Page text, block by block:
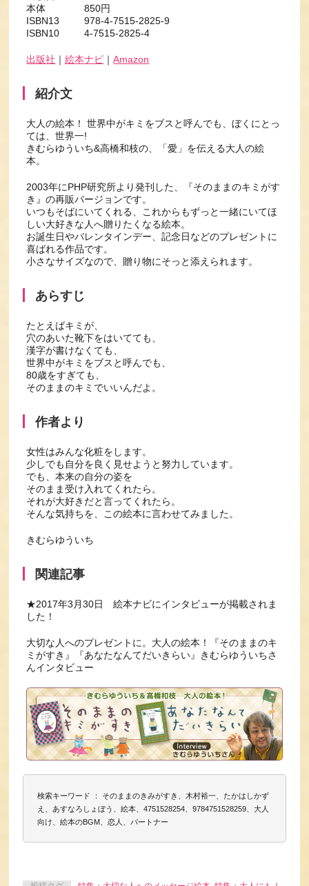
本体 850円
ISBN13 978-4-7515-2825-9
ISBN10 4-7515-2825-4
出版社 ｜絵本ナビ ｜Amazon
紹介文
大人の絵本！ 世界中がキミをブスと呼んでも、ぼくにとっ
ては、世界一!
きむらゆういち&高橋和枝の、「愛」を伝える大人の絵
本。
2003年にPHP研究所より発刊した、『そのままのキミがす
き』の再販バージョンです。
いつもそばにいてくれる、これからもずっと一緒にいてほ
しい大好きな人へ贈りたくなる絵本。
お誕生日やバレンタインデー、記念日などのプレゼントに
喜ばれる作品です。
小さなサイズなので、贈り物にそっと添えられます。
あらすじ
たとえばキミが、
穴のあいた靴下をはいてても、
漢字が書けなくても、
世界中がキミをブスと呼んでも、
80歳をすぎても、
そのままのキミでいいんだよ。
作者より
女性はみんな化粧をします。
少しでも自分を良く見せようと努力しています。
でも、本来の自分の姿を
そのまま受け入れてくれたら。
それが大好きだと言ってくれたら。
そんな気持ちを、この絵本に言わせてみました。
きむらゆういち
関連記事
★2017年3月30日 絵本ナビにインタビューが掲載されま
した！
大切な人へのプレゼントに。大人の絵本！『そのままのキ
ミがすき』『あなたなんてだいきらい』きむらゆういちさ
んインタビュー
検索キーワード ： そのままのきみがすき、木村裕一、たかはしかず
え、あすなろしょぼう、絵本、4751528254、9784751528259、大人
向け、絵本のBGM、恋人、パートナー